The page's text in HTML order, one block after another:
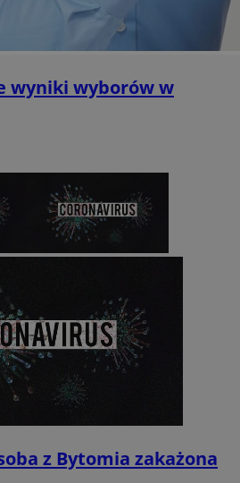
wyniki wyborów w
z Bytomia zakażona